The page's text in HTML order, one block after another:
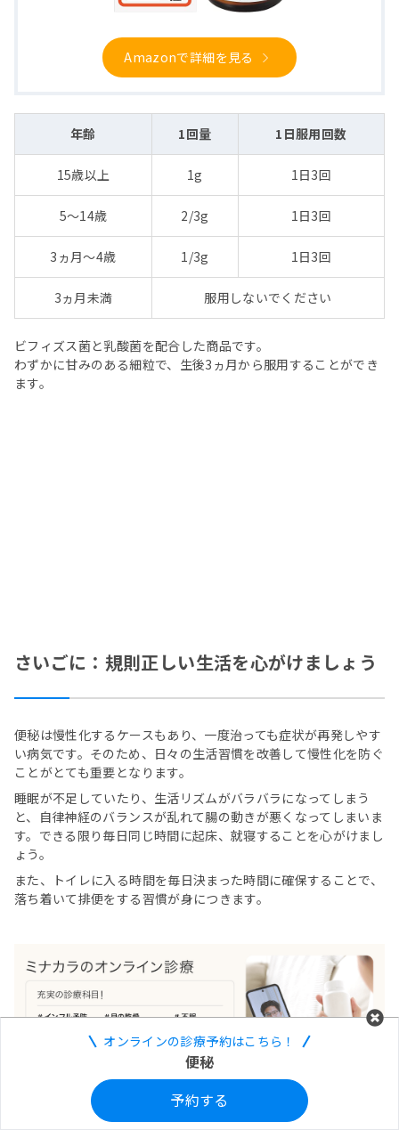
Amazonで詳細を見る
年齢 1回量 1日服用回数
15歳以上 1g 1日3回
5〜14歳 2/3g 1日3回
3ヵ月〜4歳 1/3g 1日3回
3ヵ月未満 服用しないでください
ビフィズス菌と乳酸菌を配合した商品です。
わずかに甘みのある細粒で、生後3ヵ月から服用することができ
ます。
さいごに：規則正しい生活を心がけましょう
便秘は慢性化するケースもあり、一度治っても症状が再発しやす
い病気です。そのため、日々の生活習慣を改善して慢性化を防ぐ
ことがとても重要となります。
睡眠が不足していたり、生活リズムがバラバラになってしまう
と、自律神経のバランスが乱れて腸の動きが悪くなってしまいま
す。できる限り毎日同じ時間に起床、就寝することを心がけまし
ょう。
また、トイレに入る時間を毎日決まった時間に確保することで、
落ち着いて排便をする習慣が身につきます。
オンラインの診療予約はこちら！
便秘
予約する